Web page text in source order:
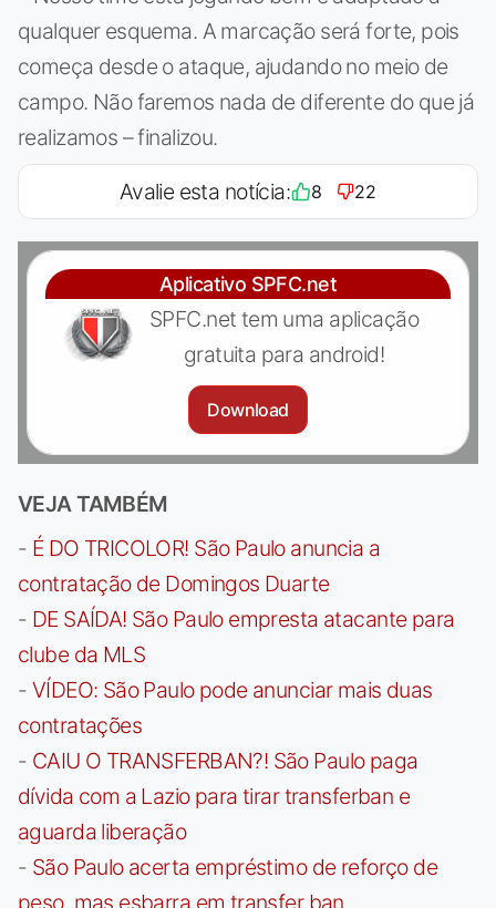
qualquer esquema. A marcação será forte, pois
começa desde o ataque, ajudando no meio de
campo. Não faremos nada de diferente do que já
realizamos – finalizou.
Avalie esta notícia: 8 22
Aplicativo SPFC.net
SPFC.net tem uma aplicação
gratuita para android!
Download
VEJA TAMBÉM
- É DO TRICOLOR! São Paulo anuncia a
contratação de Domingos Duarte
- DE SAÍDA! São Paulo empresta atacante para
clube da MLS
- VÍDEO: São Paulo pode anunciar mais duas
contratações
- CAIU O TRANSFERBAN?! São Paulo paga
dívida com a Lazio para tirar transferban e
aguarda liberação
- São Paulo acerta empréstimo de reforço de
peso, mas esbarra em transfer ban